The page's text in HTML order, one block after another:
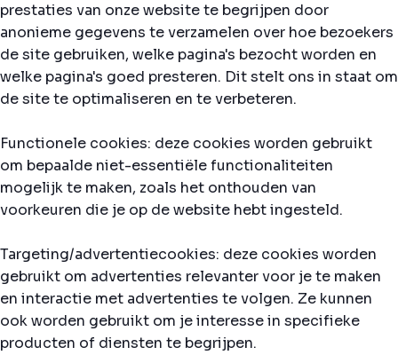
prestaties van onze website te begrijpen door
anonieme gegevens te verzamelen over hoe bezoekers
de site gebruiken, welke pagina's bezocht worden en
welke pagina's goed presteren. Dit stelt ons in staat om
de site te optimaliseren en te verbeteren.
Functionele cookies: deze cookies worden gebruikt
om bepaalde niet-essentiële functionaliteiten
mogelijk te maken, zoals het onthouden van
voorkeuren die je op de website hebt ingesteld.
Targeting/advertentiecookies: deze cookies worden
gebruikt om advertenties relevanter voor je te maken
en interactie met advertenties te volgen. Ze kunnen
ook worden gebruikt om je interesse in specifieke
producten of diensten te begrijpen.